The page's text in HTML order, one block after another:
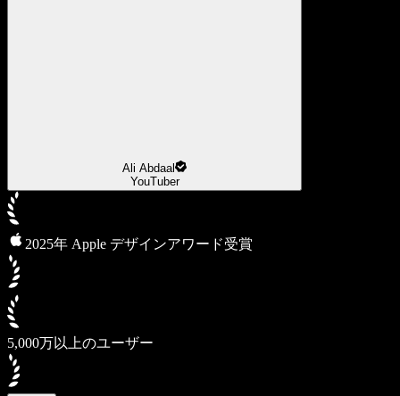
Ali Abdaal
YouTuber
2025年 Apple デザインアワード受賞
5,000万以上のユーザー